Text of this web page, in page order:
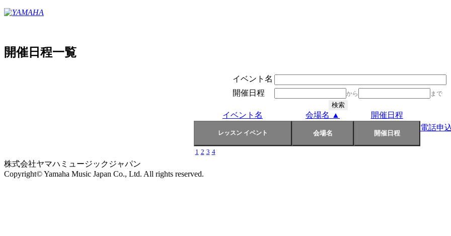
開催日程一覧
イベント名
開催日程
から まで
イベント名 会場名 ▲
開催日程
電話申
1 2 3 4
株式会社ヤマハミュージックジャパン
Copyright© Yamaha Music Japan Co., Ltd. All rights reserved.